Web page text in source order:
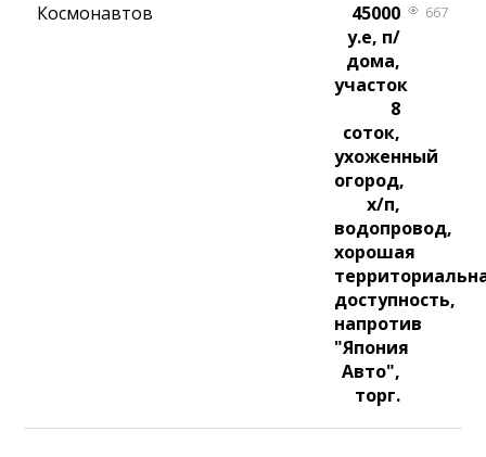
Космонавтов
45000
у.е, п/
дома,
участок
8
соток,
ухоженный
огород,
х/п,
водопровод,
хорошая
доступность,
напротив
"Япония
Авто",
торг.
667